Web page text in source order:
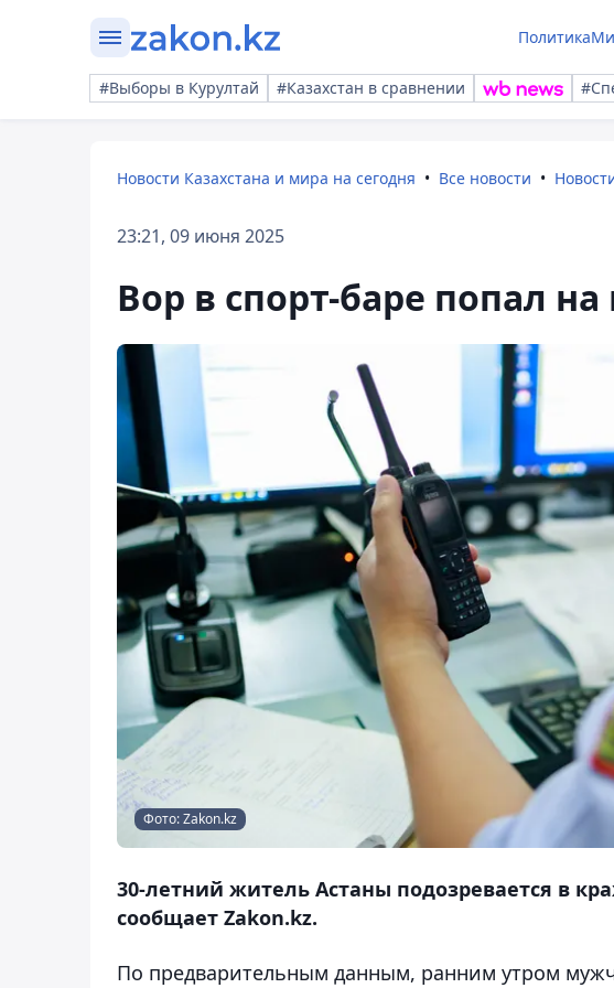
Политика
#Выборы в Курултай #Казахстан в сравнении
Новости Казахстана и мира на сегодня Все новости
23:21, 09 июня 2025
Вор в спорт-баре попал
Фото: Zakon.kz
30-летний житель Астаны подозревается в
сообщает Zakon.kz.
По предварительным данным, ранним утром